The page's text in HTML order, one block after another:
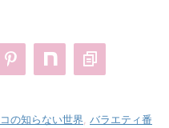
の知らない世界 バラエティ番